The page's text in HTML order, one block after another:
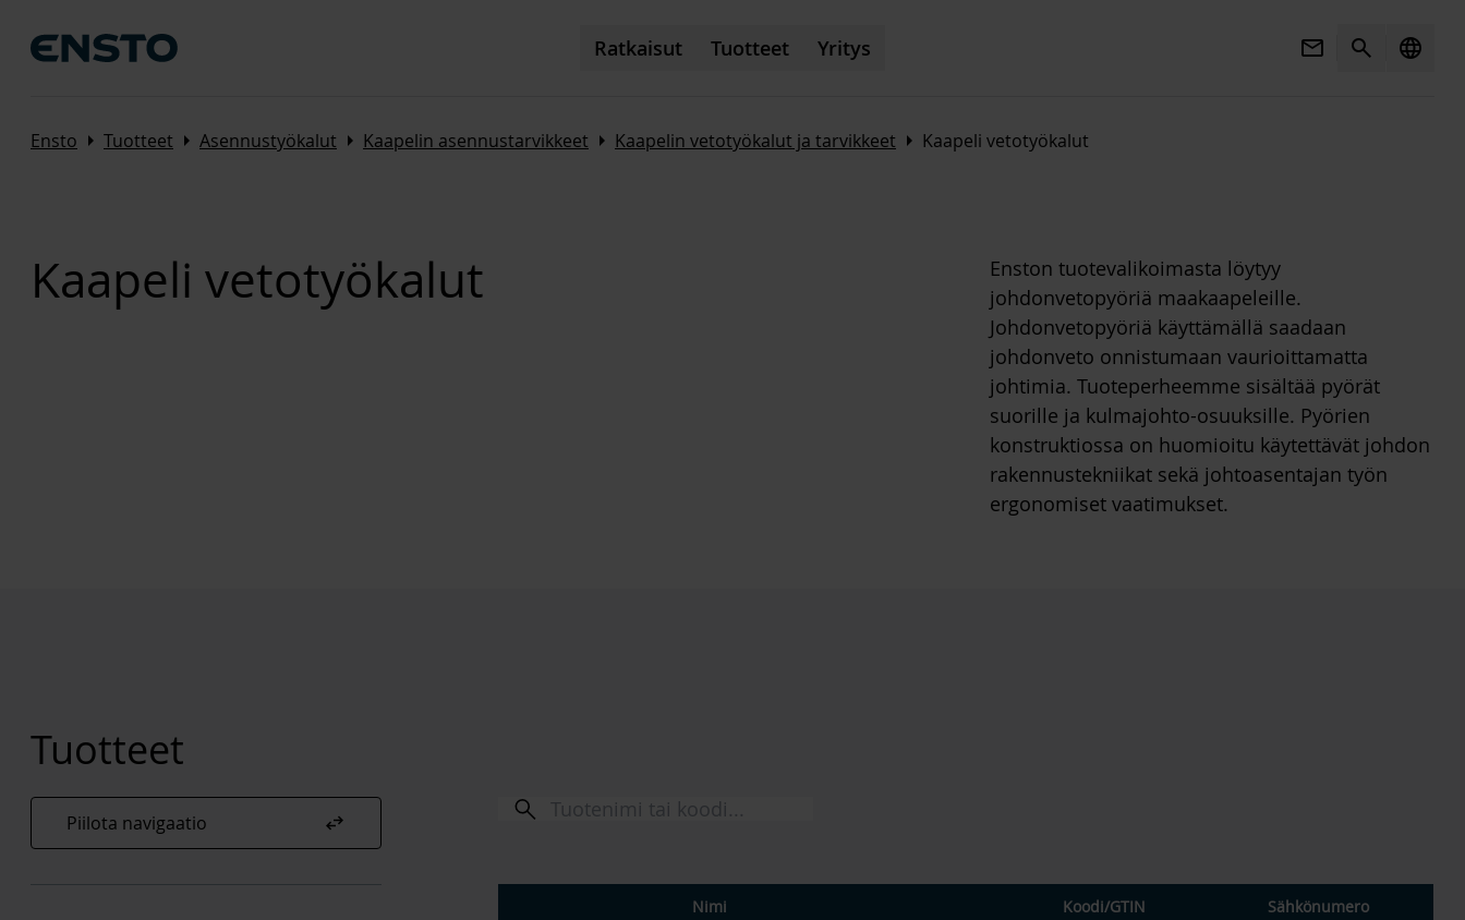
Ratkaisut Tuotteet Yritys Mail Search language
Ensto Arrow_right Tuotteet Arrow_right Asennustyökalut Arrow_right Kaapelin asennustarvikkeet Arrow_right Kaapelin vetotyökalut ja tarvikkeet Arrow_right Kaapeli vetotyökalut
Kaapeli vetotyökalut
Enston tuotevalikoimasta löytyy
johdonvetopyöriä maakaapeleille.
Johdonvetopyöriä käyttämällä saadaan
johdonveto onnistumaan vaurioittamatta
johtimia. Tuoteperheemme sisältää pyörät
suorille ja kulmajohto-osuuksille. Pyörien
konstruktiossa on huomioitu käytettävät johdon
rakennustekniikat sekä johtoasentajan työn
ergonomiset vaatimukset.
Tuotteet
Piilota navigaatio swap_horiz
Nimi Koodi/GTIN Sähkönumero